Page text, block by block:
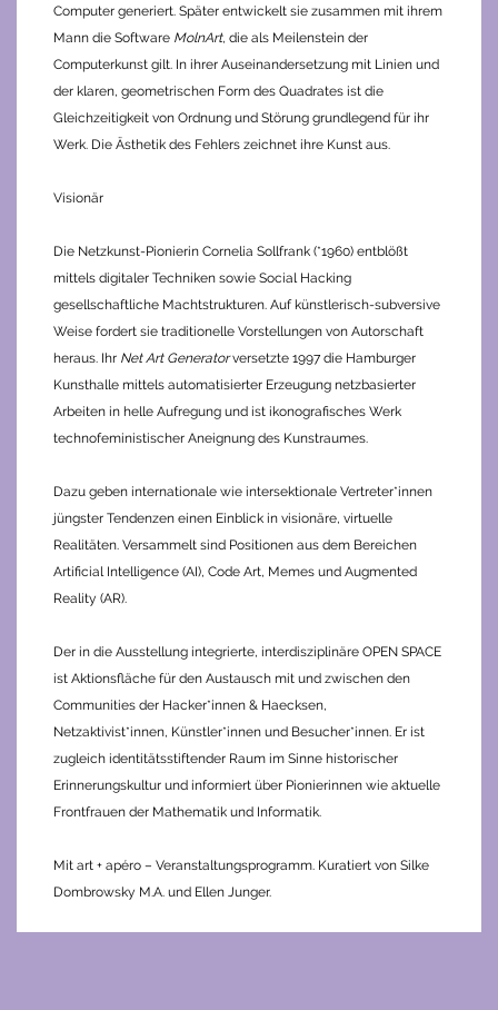
Computer generiert. Später entwickelt sie zusammen mit ihrem
Mann die Software MolnArt, die als Meilenstein der
Computerkunst gilt. In ihrer Auseinandersetzung mit Linien und
der klaren, geometrischen Form des Quadrates ist die
Gleichzeitigkeit von Ordnung und Störung grundlegend für ihr
Werk. Die Ästhetik des Fehlers zeichnet ihre Kunst aus.
Visionär
Die Netzkunst-Pionierin Cornelia Sollfrank (*1960) entblößt
mittels digitaler Techniken sowie Social Hacking
gesellschaftliche Machtstrukturen. Auf künstlerisch-subversive
Weise fordert sie traditionelle Vorstellungen von Autorschaft
heraus. Ihr Net Art Generatorversetzte 1997 die Hamburger
Kunsthalle mittels automatisierter Erzeugung netzbasierter
Arbeiten in helle Aufregung und ist ikonografisches Werk
technofeministischer Aneignung des Kunstraumes.
Dazu geben internationale wie intersektionale Vertreter*innen
jüngster Tendenzen einen Einblick in visionäre, virtuelle
Realitäten. Versammelt sind Positionen aus dem Bereichen
Artificial Intelligence (AI), Code Art, Memes und Augmented
Reality (AR).
Der in die Ausstellung integrierte, interdisziplinäre OPEN SPACE
ist Aktionsfläche für den Austausch mit und zwischen den
Communities der Hacker*innen & Haecksen,
Netzaktivist*innen, Künstler*innen und Besucher*innen. Er ist
zugleich identitätsstiftender Raum im Sinne historischer
Erinnerungskultur und informiert über Pionierinnen wie aktuelle
Frontfrauen der Mathematik und Informatik.
Mit art + apéro – Veranstaltungsprogramm. Kuratiert von Silke
Dombrowsky M.A. und Ellen Junger.